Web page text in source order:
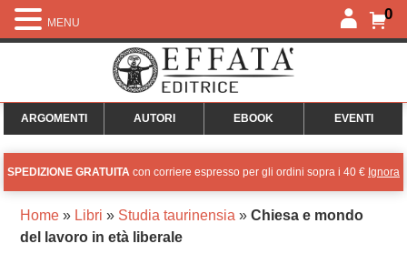
0
ARGOMENTI AUTORI EBOOK EVENTI
SPEDIZIONE GRATUITA con corriere espresso per gli ordini sopra i 40 € Ignora
Home» Libri » Studia taurinensia » Chiesa e mondo
del lavoro in età liberale
MENU